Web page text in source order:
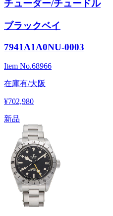
チューダー/チュードル
ブラックベイ
7941A1A0NU-0003
Item No.68966
在庫有/大阪
¥702,980
新品